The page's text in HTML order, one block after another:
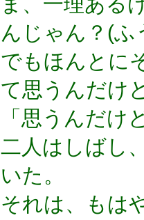
んじゃん？(ふ
でもほんとに
て思うんだけ
「思うんだけ
二人はしばし
いた。
それは、もは